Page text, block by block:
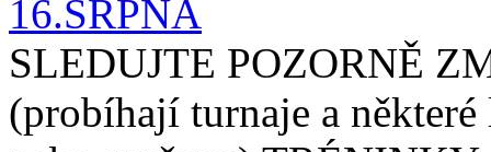
16.SRPNA
SLEDUJTE POZORNĚ
(probíhají turnaje a